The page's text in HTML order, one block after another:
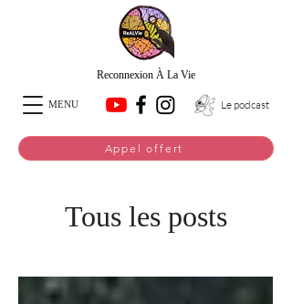
Reconnexion À La Vie
MENU Le podcast
Appel offert
Tous les posts